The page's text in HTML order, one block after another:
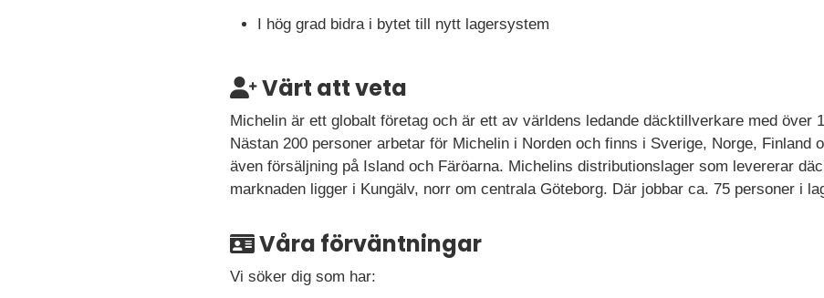
I hög grad bidra i bytet till nytt lagersystem
Värt att veta
Michelin är ett globalt företag och är ett av världens ledande däcktillverkare med över
Nästan 200 personer arbetar för Michelin i Norden och finns i Sverige, Norge, Finland
även försäljning på Island och Färöarna. Michelins distributionslager som levererar
marknaden ligger i Kungälv, norr om centrala Göteborg. Där jobbar ca. 75 personer i
Våra förväntningar
Vi söker dig som har: